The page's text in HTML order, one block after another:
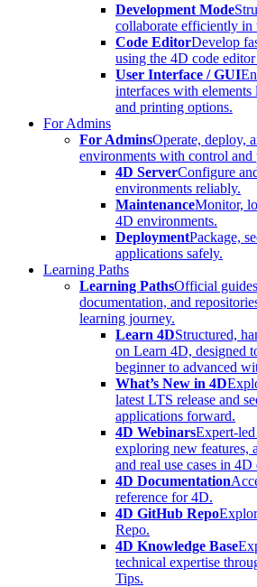
Development Mode
collaborate efficiently in
Code EditorDevelop
using the 4D code
User Interface / GUI
interfaces with
and printing options.
For Admins
For AdminsOperate, deploy,
environments with control and
4D ServerConfigure
environments reliably.
MaintenanceMonitor,
4D environments.
DeploymentPackage,
applications safely.
Learning Paths
Learning PathsOfficial
documentation, and
learning journey.
Learn 4DStructured,
on Learn 4D, designed
beginner to advanced
What’s New in 4D
latest LTS release and
applications forward.
4D WebinarsExpert-led
exploring new features,
and real use cases in
4D Documentation
reference for 4D.
4D GitHub Repo
Repo.
4D Knowledge Base
technical expertise
Tips.